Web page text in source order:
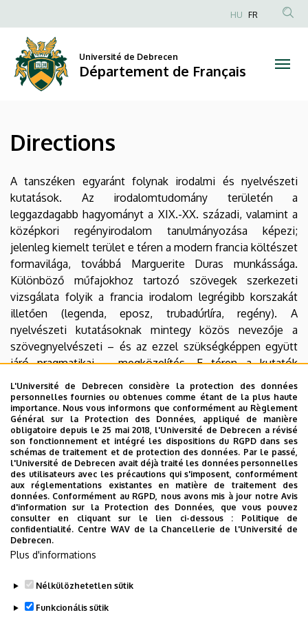
Département
au
contenu
principal
Anonim
fiók
HU FR
Université de Debrecen
Département de Français
Directions
A tanszéken egyaránt folynak irodalmi és nyelvészeti
kutatások. Az irodalomtudomány területén a
leggazdagabb hagyományt a XIX.-XX. századi, valamint a
középkori regényirodalom tanulmányozása képezi;
jelenleg kiemelt terület e téren a modern francia költészet
formavilága, továbbá Marguerite Duras munkássága.
Különböző műfajokhoz tartozó szövegek szerkezeti
vizsgálata folyik a francia irodalom legrégibb korszakát
illetően (legenda, eposz, trubadúrlíra, regény). A
nyelvészeti kutatásoknak mintegy közös nevezője a
szövegnyelvészeti – és az ezzel szükségképpen együtt
járó pragmatikai – megközelítés. E téren a kutatók
érdeklődése főként a koherencia feltételeire, a névmások
szövegbeli viselkedésére, valamint az ellentétes és
megengedő viszonyok logikai aspektusaira irányul.
Kapcsolódnak a szövegnyelvészeti tanulmányokhoz
elbeszéléselméleti vizsgálatok is, a nyelvtudományi
ihletésű francia narratológia hagyományát folytatva.
Jelentősek a fordítás elméletére és gyakorlatára, valamint
a számítógéppel támogatott didaktikára vonatkozó
kutatások, amelyek újabban a spanyol nyelvre is
kiterjednek. Hosszú idő óta tanulmányozott kérdés a
tanszéken az újlatin nyelvek kialakulása, a kései latin nyelv
problematikájával együtt. Mind az irodalomtudományi,
mind a nyelvtudományi munkálatok publikációs fóruma a
ismert francia nyelvű sorozata, a
L'Université de Debrecen considère la protection des données
personnelles fournies ou obtenues comme étant de la plus haute
importance. Nous vous informons que conformément au Règlement
Général sur la Protection des Données, appliqué de manière
obligatoire depuis le 25 mai 2018, l'Université de Debrecen a révisé
son fonctionnement et intégré les dispositions du RGPD dans ses
schémas de traitement et de protection des données. Par le passé,
l'Université de Debrecen avait déjà traité les données personnelles
des utilisateurs avec les précautions qui s'imposent, conformément
aux réglementations existantes en matière de traitement des
données. Conformément au RGPD, nous avons mis à jour notre Avis
d'information sur la Protection des Données, que vous pouvez
consulter en cliquant sur le lien ci-dessous : Politique de
confidentialité. Centre WAV de la Chancellerie de l'Université de
Debrecen.
Plus d'informations
Nélkülözhetetlen sütik
Funkcionális sütik